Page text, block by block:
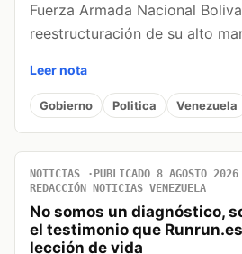
Fuerza Armada Nacional
reestructuración de su alto
Leer nota
Gobierno Politica Venezuela
NOTICIAS PUBLICADO 8 AGOSTO 2026
REDACCIÓN NOTICIAS VENEZUELA
No somos un diagnóstico,
el testimonio que
lección de vida